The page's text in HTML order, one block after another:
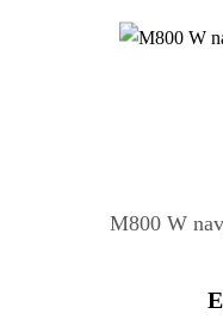
M800 W